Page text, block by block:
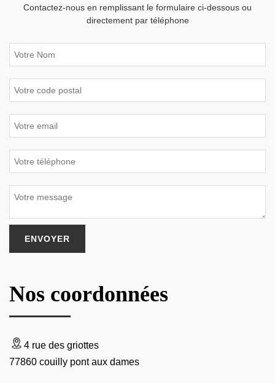
Contactez-nous en remplissant le formulaire ci-dessous ou
directement par téléphone
Nos coordonnées
4 rue des griottes
77860 couilly pont aux dames